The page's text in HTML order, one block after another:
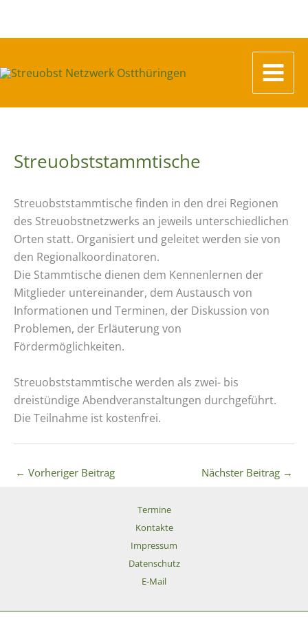
Inhalt
springen
Streuobst­stammtische
Streuobststammtische finden in den drei Regionen
des Streuobstnetzwerks an jeweils unterschiedlichen
Orten statt. Organisiert und geleitet werden sie von
den Regionalkoordinatoren.
Die Stammtische dienen dem Kennenlernen der
Mitglieder untereinander, dem Austausch von
Informationen und Terminen, der Diskussion von
Problemen, der Erläuterung von
Fördermöglichkeiten.
Streuobststammtische werden als zwei- bis
dreistündige Abendveranstaltungen durchgeführt.
Die Teilnahme ist kostenfrei.
← Vorheriger Beitrag Nächster Beitrag →
Termine
Kontakte
Impressum
Datenschutz
E-Mail